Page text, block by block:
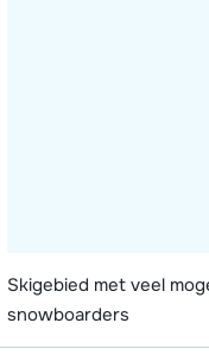
Skigebied met veel
snowboarders